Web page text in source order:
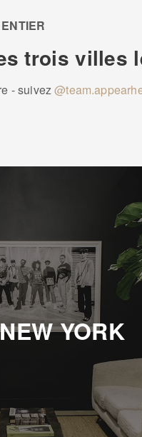
trois villes
- suivez
NEW YORK